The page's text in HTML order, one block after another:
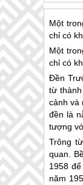
Một
chỉ có
Một
chỉ có
Đền
từ
cảnh và
đền là
tượng
Trông
quan.
1958
năm